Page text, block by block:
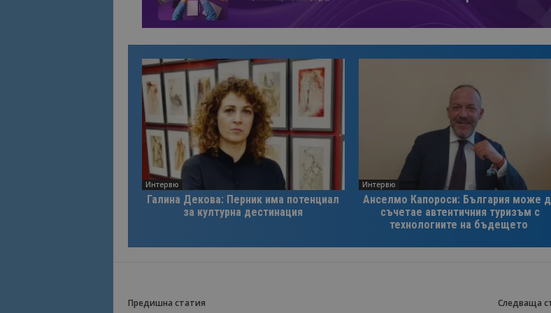
Интервю
Галина Декова: Перник има потенциал
за културна дестинация
Интервю
Анселмо Капороси: България може
съчетае автентичния туризъм с
технологиите на бъдещето
Предишна статия Следваща